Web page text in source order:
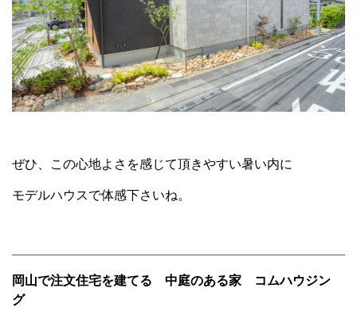
ぜひ、この心地よさを感じて頂きやすい暑い内に
モデルハウスで体感下さいね。
岡山で注文住宅を建てる 中庭のある家 コムハウジン
グ